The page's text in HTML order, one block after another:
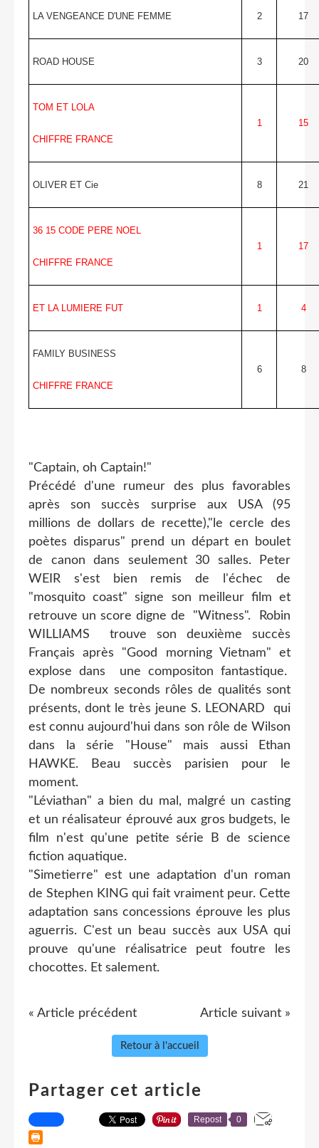
LA VENGEANCE D'UNE FEMME 2 17
ROAD HOUSE 3 20
TOM ET LOLA
CHIFFRE FRANCE
1 15
OLIVER ET Cie 8 21
36 15 CODE PERE NOEL
CHIFFRE FRANCE
1 17
ET LA LUMIERE FUT 1 4
FAMILY BUSINESS
CHIFFRE FRANCE
6 8
"Captain, oh Captain!"
Précédé d'une rumeur des plus favorables
après son succès surprise aux USA (95
millions de dollars de recette),"le cercle des
poètes disparus" prend un départ en boulet
de canon dans seulement 30 salles. Peter
WEIR s'est bien remis de l'échec de
"mosquito coast" signe son meilleur film et
retrouve un score digne de "Witness". Robin
WILLIAMS trouve son deuxième succès
Français après "Good morning Vietnam" et
explose dans une compositon fantastique.
De nombreux seconds rôles de qualités sont
présents, dont le très jeune S. LEONARD qui
est connu aujourd'hui dans son rôle de Wilson
dans la série "House" mais aussi Ethan
HAWKE. Beau succès parisien pour le
moment.
"Léviathan" a bien du mal, malgré un casting
et un réalisateur éprouvé aux gros budgets, le
film n'est qu'une petite série B de science
fiction aquatique.
"Simetierre" est une adaptation d'un roman
de Stephen KING qui fait vraiment peur. Cette
adaptation sans concessions éprouve les plus
aguerris. C'est un beau succès aux USA qui
prouve qu'une réalisatrice peut foutre les
chocottes. Et salement.
« Article précédent Article suivant »
Retour à l'accueil
Partager cet article
Repost 0